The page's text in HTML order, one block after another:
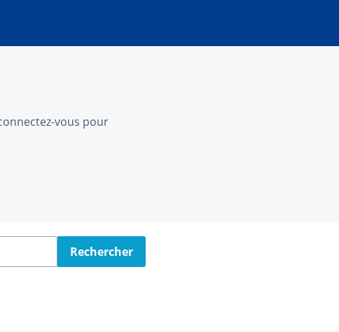
vous pour
Rechercher